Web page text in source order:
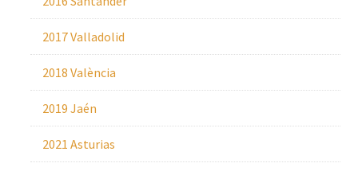
2017 Valladolid
2018 València
2019 Jaén
2021 Asturias